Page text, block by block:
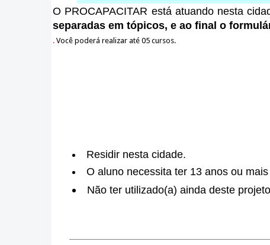
O PROCAPACITAR está atuando nesta
separadas em tópicos, e ao final o
. Você poderá realizar até 05 cursos.
Residir nesta cidade.
O aluno necessita ter 13 anos ou
Não ter utilizado(a) ainda deste